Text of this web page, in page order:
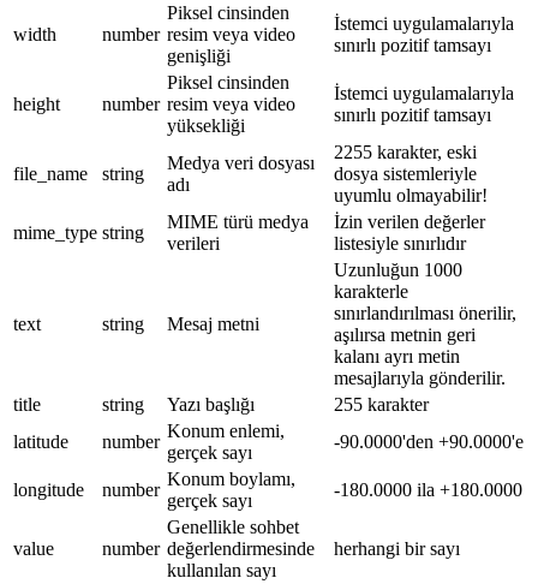
width number
Piksel cinsinden
resim veya video
genişliği
İstemci uygulamalarıyla
sınırlı pozitif tamsayı
height number
Piksel cinsinden
resim veya video
yüksekliği
İstemci uygulamalarıyla
sınırlı pozitif tamsayı
file_name string
Medya veri dosyası
adı
2255 karakter, eski
dosya sistemleriyle
uyumlu olmayabilir!
mime_type string
MIME türü medya
verileri
İzin verilen değerler
listesiyle sınırlıdır
text string Mesaj metni
Uzunluğun 1000
karakterle
sınırlandırılması önerilir,
aşılırsa metnin geri
kalanı ayrı metin
mesajlarıyla gönderilir.
title
string Yazı başlığı
255 karakter
latitude
number
Konum enlemi,
gerçek sayı
-90.0000'den +90.0000'e
longitude number
Konum boylamı,
gerçek sayı
-180.0000 ila +180.0000
value number
Genellikle sohbet
değerlendirmesinde
kullanılan sayı
herhangi bir sayı